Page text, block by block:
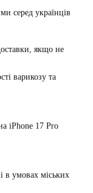
серед українців
якщо не
варикозу та
iPhone 17 Pro
в умовах міських